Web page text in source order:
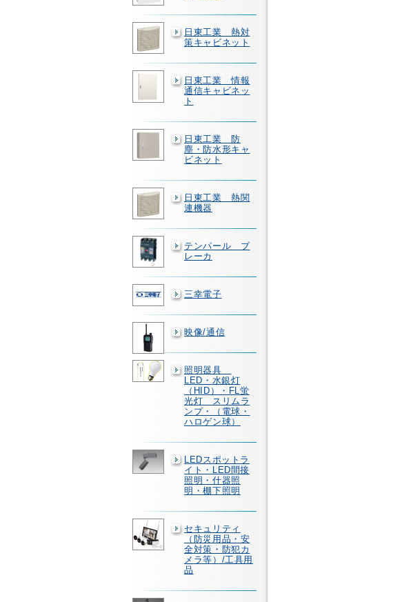
日東工業 熱対
策キャビネット
日東工業 情報
通信キャビネッ
ト
日東工業 防
塵・防水形キャ
ビネット
日東工業 熱関
連機器
テンパール ブ
レーカ
三幸電子
映像/通信
照明器具
LED・水銀灯
（HID）・FL蛍
光灯 スリムラ
ンプ・（電球・
ハロゲン球）
LEDスポットラ
イト・LED間接
照明・什器照
明・棚下照明
セキュリティ
（防災用品・安
全対策・防犯カ
メラ等）/工具用
品